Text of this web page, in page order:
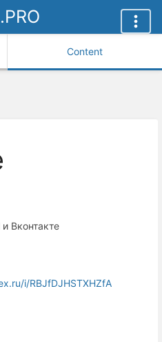
Content
Вконтакте
i/RBJfDJHSTXHZfA